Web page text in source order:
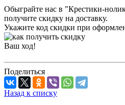
Обыграйте нас в "Крестики-
получите скидку на доставку.
Укажите код скидки при
Ваш ход!
Поделиться
Назад к списку